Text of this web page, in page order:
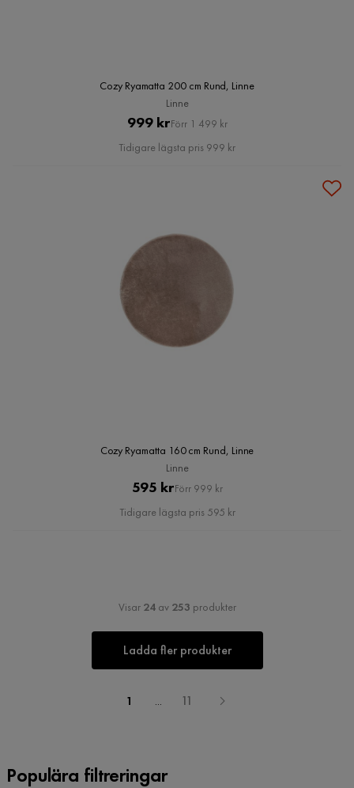
Cozy Ryamatta 200 cm Rund, Linne
Linne
Pris
999 kr Original
Pris
Förr 1 499 kr
Tidigare lägsta pris 999 kr
Cozy Ryamatta 160 cm Rund, Linne
Linne
Pris
595 krOriginal
Pris
Förr 999 kr
Tidigare lägsta pris 595 kr
Visar 24av 253 produkter
Ladda fler produkter
1 ... 11
Populära filtreringar